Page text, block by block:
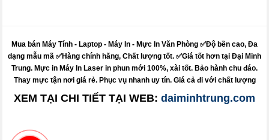
Mua bán Máy Tính - Laptop - Máy In - Mực In Văn Phòng ✅Độ bền cao, Đa
dạng mẫu mã ✅Hàng chính hãng, Chất lượng tốt. ✅Giá tốt hơn tại Đại Minh
Trung. Mực in Máy In Laser in phun mới 100%, xài tốt. Bảo hành chu đáo.
Thay mựctận nơi giá rẻ. Phục vụ nhanh uy tín. Giá cả đi với chất lượng
XEM TẠI CHI TIẾT TẠI WEB: daiminhtrung.com